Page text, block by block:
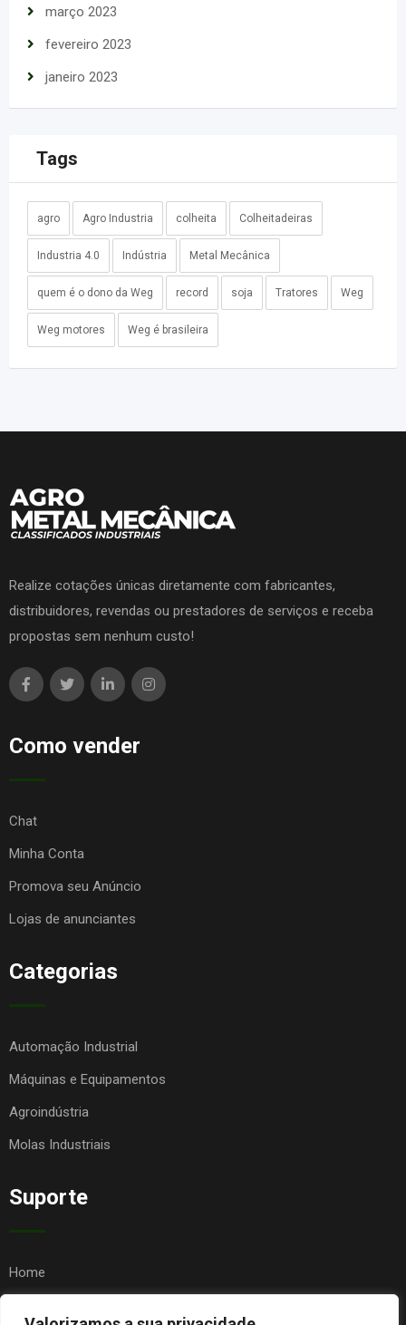
março 2023
fevereiro 2023
janeiro 2023
Tags
agro Agro Industria colheita Colheitadeiras
Industria 4.0 Indústria Metal Mecânica
quem é o dono da Weg record soja Tratores Weg
Weg motores Weg é brasileira
Realize cotações únicas diretamente com fabricantes,
distribuidores, revendas ou prestadores de serviços e receba
propostas sem nenhum custo!
Como vender
Chat
Minha Conta
Promova seu Anúncio
Lojas de anunciantes
Categorias
Automação Industrial
Máquinas e Equipamentos
Agroindústria
Molas Industriais
Suporte
Home